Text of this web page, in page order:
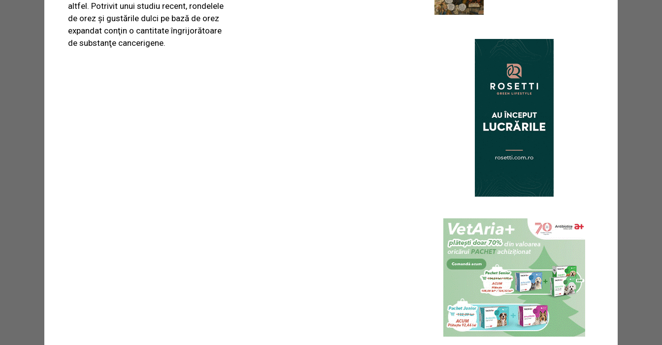
altfel. Potrivit unui studiu recent, rondelele
de orez şi gustările dulci pe bază de orez
expandat conţin o cantitate îngrijorătoare
de substanţe cancerigene.